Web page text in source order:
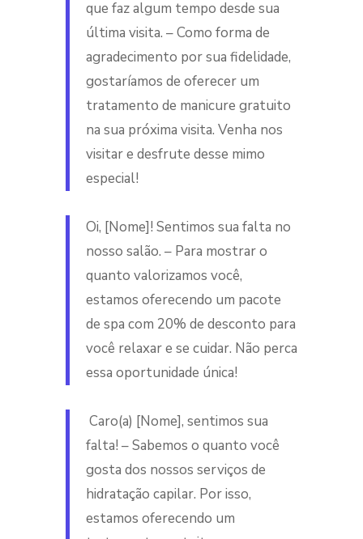
que faz algum tempo desde sua
última visita. – Como forma de
agradecimento por sua fidelidade,
gostaríamos de oferecer um
tratamento de manicure gratuito
na sua próxima visita. Venha nos
visitar e desfrute desse mimo
especial!
Oi, [Nome]! Sentimos sua falta no
nosso salão. – Para mostrar o
quanto valorizamos você,
estamos oferecendo um pacote
de spa com 20% de desconto para
você relaxar e se cuidar. Não perca
essa oportunidade única!
Caro(a) [Nome], sentimos sua
falta! – Sabemos o quanto você
gosta dos nossos serviços de
hidratação capilar. Por isso,
estamos oferecendo um